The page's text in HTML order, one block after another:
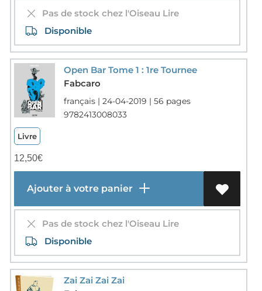
Pas de stock chez l'Oiseau Lire
Disponible
Open Bar Tome 1 : 1re Tournee
Fabcaro
français | 24-04-2019 | 56 pages
9782413008033
Livre
12,50€
Ajouter à votre panier
Pas de stock chez l'Oiseau Lire
Disponible
Zai Zai Zai Zai